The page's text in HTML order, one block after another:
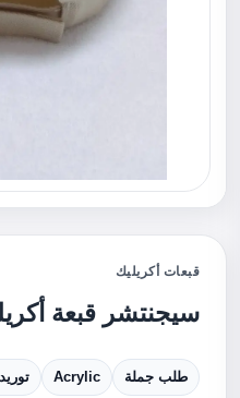
قبعات أكريليك
سيجنتشر قبعة
طلب جملة Acrylic